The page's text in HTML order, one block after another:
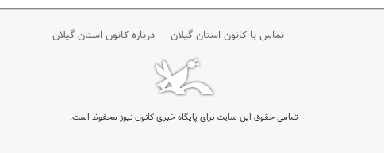
تماس با کانون استان گیلان درباره کانون استان گیلان
تمامی حقوق این سایت برای پایگاه خبری کانون نیوز محفوظ است.